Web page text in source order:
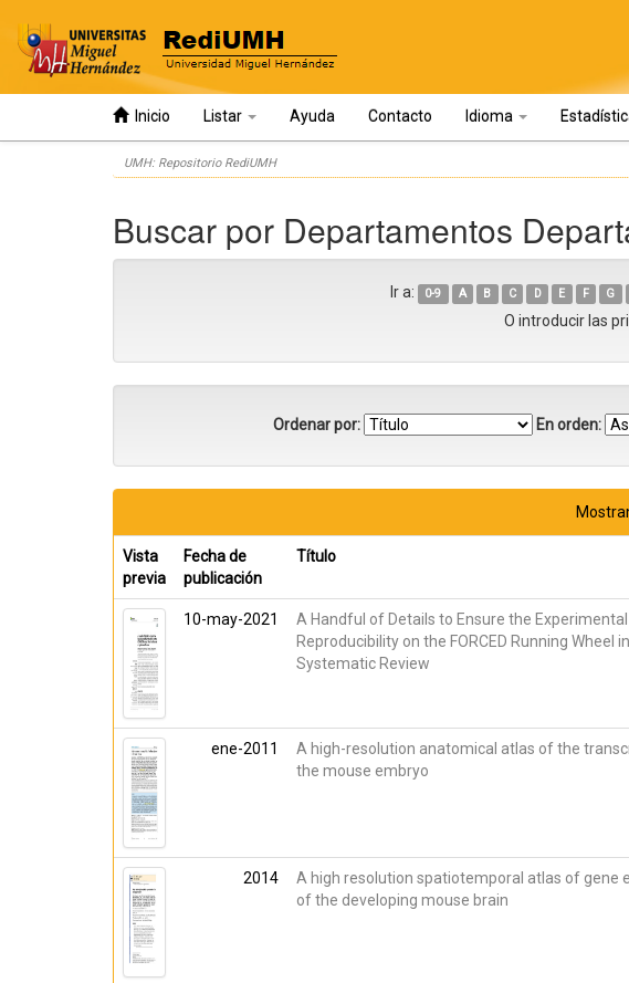
Inicio Listar Ayuda Contacto Idioma
UMH: Repositorio RediUMH
Buscar por Departamentos
Ir a: 0-9 A B C D E F G
O introducir las
Ordenar por: En orden:
Vista
previa
Fecha de
publicación
Título
10-may-2021
A Handful of Details to Ensure the Experimental
Reproducibility on the FORCED Running Wheel
Systematic Review
ene-2011
A high-resolution anatomical atlas of the
the mouse embryo
2014
A high resolution spatiotemporal atlas of gene
of the developing mouse brain